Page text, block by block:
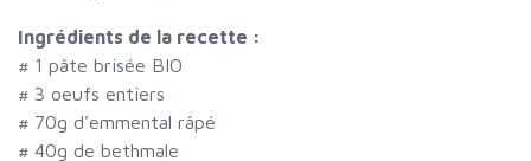
Ingrédients de la recette :
# 1 pâte brisée BIO
# 3 oeufs entiers
# 70g d'emmental râpé
# 40g de bethmale